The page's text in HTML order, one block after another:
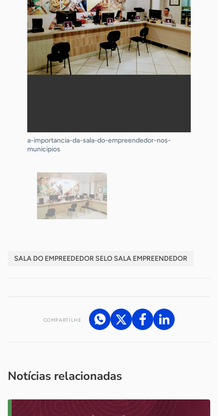
a-importancia-da-sala-do-empreendedor-nos-
municipios
SALA DO EMPREEDEDOR SELO SALA EMPREENDEDOR
COMPARTILHE
Notícias relacionadas